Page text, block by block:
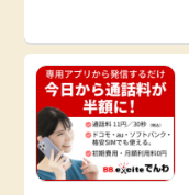
アンケート
ゲーム
引っ越し
買取・査定